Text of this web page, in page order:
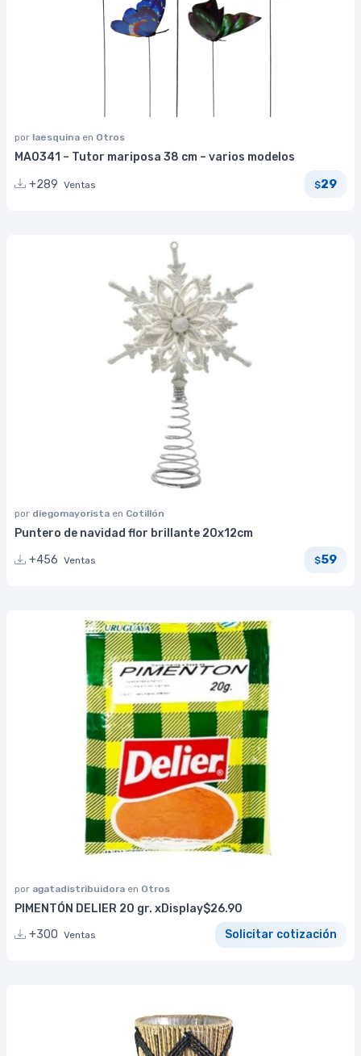
por laesquina en Otros
MA0341 – Tutor mariposa 38 cm – varios modelos
+289 Ventas $29
por diegomayorista en Cotillón
Puntero de navidad flor brillante 20x12cm
+456 Ventas $59
por agatadistribuidora en Otros
PIMENTÓN DELIER 20 gr. xDisplay$26.90
+300 Ventas Solicitar cotización